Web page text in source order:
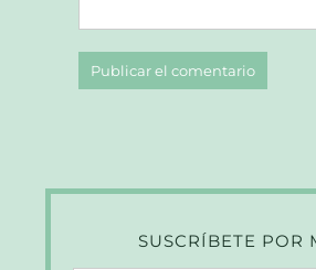
SUSCRÍBETE POR